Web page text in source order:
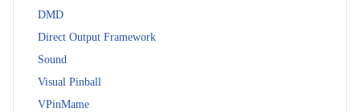
DMD
Direct Output Framework
Sound
Visual Pinball
VPinMame